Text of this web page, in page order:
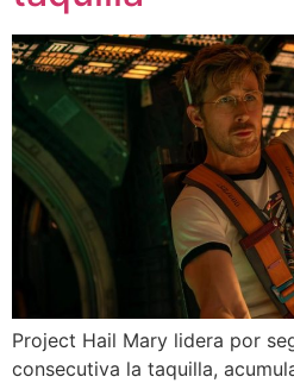
Project Hail Mary lidera por
consecutiva la taquilla,